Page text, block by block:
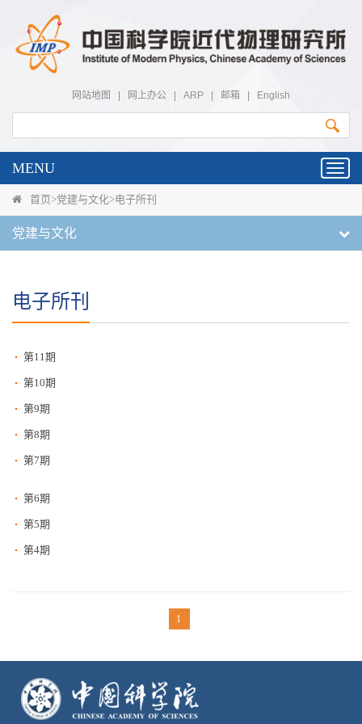
网站地图 网上办公 ARP 邮箱 English
MENU
首页>党建与文化>电子所刊
党建与文化
电子所刊
第11期
第10期
第9期
第8期
第7期
第6期
第5期
第4期
1